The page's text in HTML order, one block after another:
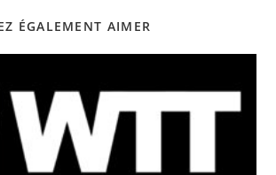
ÉGALEMENT AIMER